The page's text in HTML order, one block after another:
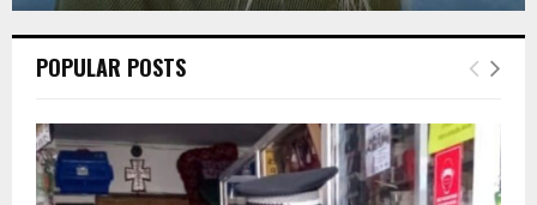
POPULAR POSTS